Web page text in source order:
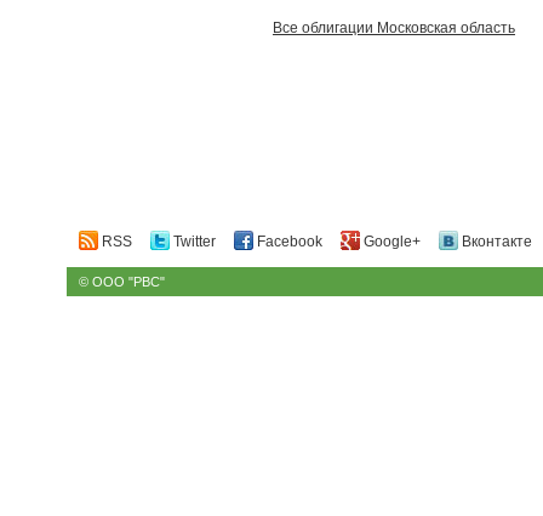
Все облигации Московская область
RSS Twitter Facebook Google+ Вконтакте
© ООО "РВС"